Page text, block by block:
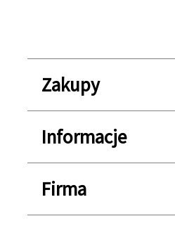
Zakupy
Informacje
Firma